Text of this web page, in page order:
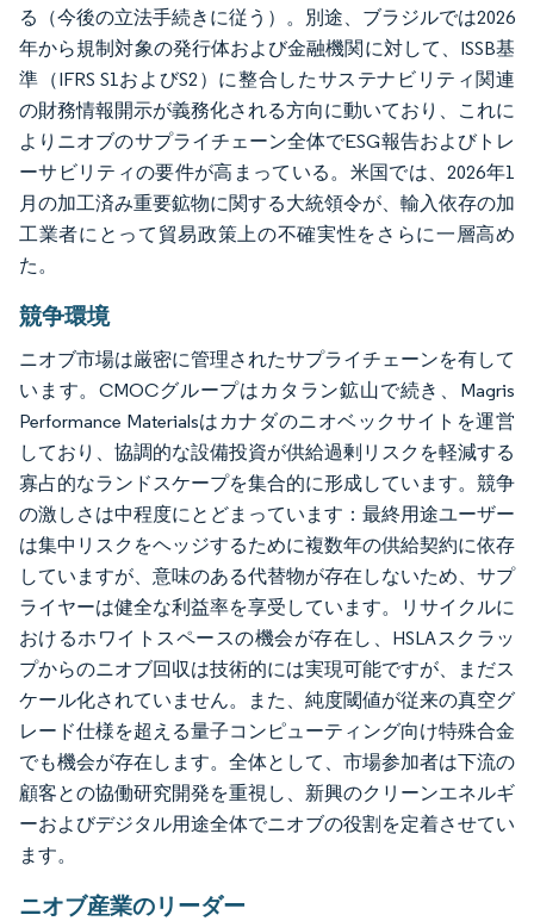
る（今後の立法手続きに従う）。別途、ブラジルでは2026
年から規制対象の発行体および金融機関に対して、ISSB基
準（IFRS S1およびS2）に整合したサステナビリティ関連
の財務情報開示が義務化される方向に動いており、これに
よりニオブのサプライチェーン全体でESG報告およびトレ
ーサビリティの要件が高まっている。米国では、2026年1
月の加工済み重要鉱物に関する大統領令が、輸入依存の加
工業者にとって貿易政策上の不確実性をさらに一層高め
た。
競争環境
ニオブ市場は厳密に管理されたサプライチェーンを有して
います。CMOCグループはカタラン鉱山で続き、Magris
Performance Materialsはカナダのニオベックサイトを運営
しており、協調的な設備投資が供給過剰リスクを軽減する
寡占的なランドスケープを集合的に形成しています。競争
の激しさは中程度にとどまっています：最終用途ユーザー
は集中リスクをヘッジするために複数年の供給契約に依存
していますが、意味のある代替物が存在しないため、サプ
ライヤーは健全な利益率を享受しています。リサイクルに
おけるホワイトスペースの機会が存在し、HSLAスクラッ
プからのニオブ回収は技術的には実現可能ですが、まだス
ケール化されていません。また、純度閾値が従来の真空グ
レード仕様を超える量子コンピューティング向け特殊合金
でも機会が存在します。全体として、市場参加者は下流の
顧客との協働研究開発を重視し、新興のクリーンエネルギ
ーおよびデジタル用途全体でニオブの役割を定着させてい
ます。
ニオブ産業のリーダー